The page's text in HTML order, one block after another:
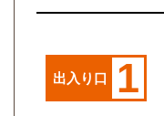
出入り口 1